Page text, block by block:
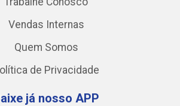
Vendas Internas
Quem Somos
de Privacidade
já nosso APP